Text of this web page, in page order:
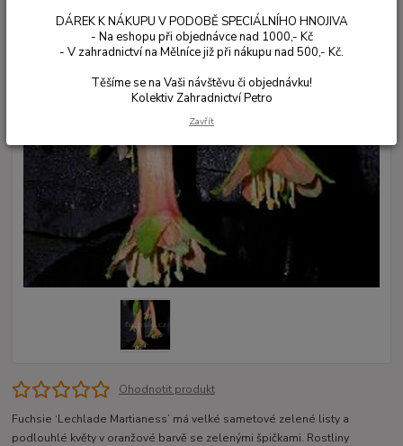
Ohodnotit produkt
Fuchsie ‘Lechlade Martianess’ má velké sametové zelené listy a
podlouhlé květy v oranžové barvě se zelenými špičkami. Rostliny
DÁREK K NÁKUPU V PODOBĚ SPECIÁLNÍHO HNOJIVA
- Na eshopu při objednávce nad 1000,- Kč
- V zahradnictví na Mělníce již při nákupu nad 500,- Kč.
Těšíme se na Vaši návštěvu či objednávku!
Kolektiv Zahradnictví Petro
Zavřít